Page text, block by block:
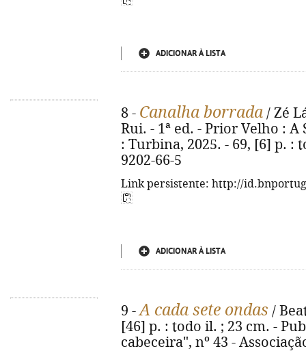
ADICIONAR À LISTA
8 - Canalha borrada / Zé
Rui. - 1ª ed. - Prior Velho :
: Turbina, 2025. - 69, [6] p. :
9202-66-5
Link persistente: http://
ADICIONAR À LISTA
9 -A cada sete ondas /
[46] p. : todo il. ; 23 cm. -
cabeceira", nº 43 -